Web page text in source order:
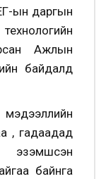
ын даргын
Ажлын
байдалд
, гадаадад
эзэмшсэн
байнга